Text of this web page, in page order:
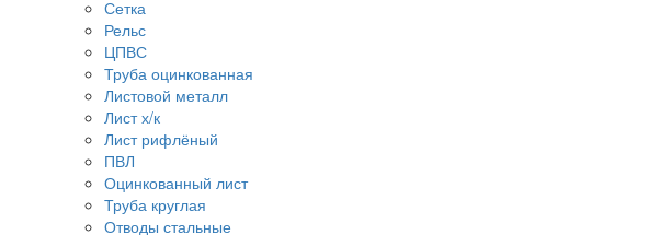
Сетка
Рельс
ЦПВС
Труба оцинкованная
Листовой металл
Лист х/к
Лист рифлёный
ПВЛ
Оцинкованный лист
Труба круглая
Отводы стальные